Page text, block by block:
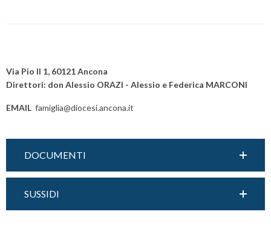
o
s
g
t
Via Pio II 1, 60121 Ancona
Direttori: don Alessio ORAZI - Alessio e Federica MARCONI
EMAIL famiglia@diocesi.ancona.it
DOCUMENTI
SUSSIDI